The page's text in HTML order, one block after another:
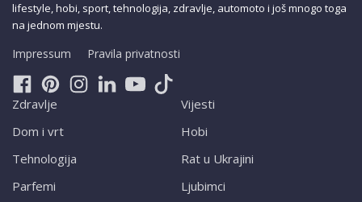
lifestyle, hobi, sport, tehnologija, zdravlje, automoto i još mnogo toga
na jednom mjestu.
Impressum Pravila privatnosti
Zdravlje
Dom i vrt
Tehnologija
Parfemi
Vijesti
Hobi
Rat u Ukrajini
Ljubimci